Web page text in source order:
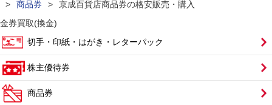
>
商品券 >
京成百貨店商品券の格安販売・購入
金券買取(換金)
切手・印紙・はがき・レターパック
株主優待券
商品券